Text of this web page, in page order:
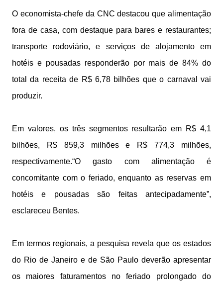
O economista-chefe da CNC destacou que alimentação
fora de casa, com destaque para bares e restaurantes;
transporte rodoviário, e serviços de alojamento em
hotéis e pousadas responderão por mais de 84% do
total da receita de R$ 6,78 bilhões que o carnaval vai
produzir.
Em valores, os três segmentos resultarão em R$ 4,1
bilhões, R$ 859,3 milhões e R$ 774,3 milhões,
respectivamente.“O gasto com alimentação é
concomitante com o feriado, enquanto as reservas em
hotéis e pousadas são feitas antecipadamente”,
esclareceu Bentes.
Em termos regionais, a pesquisa revela que os estados
do Rio de Janeiro e de São Paulo deverão apresentar
os maiores faturamentos no feriado prolongado do